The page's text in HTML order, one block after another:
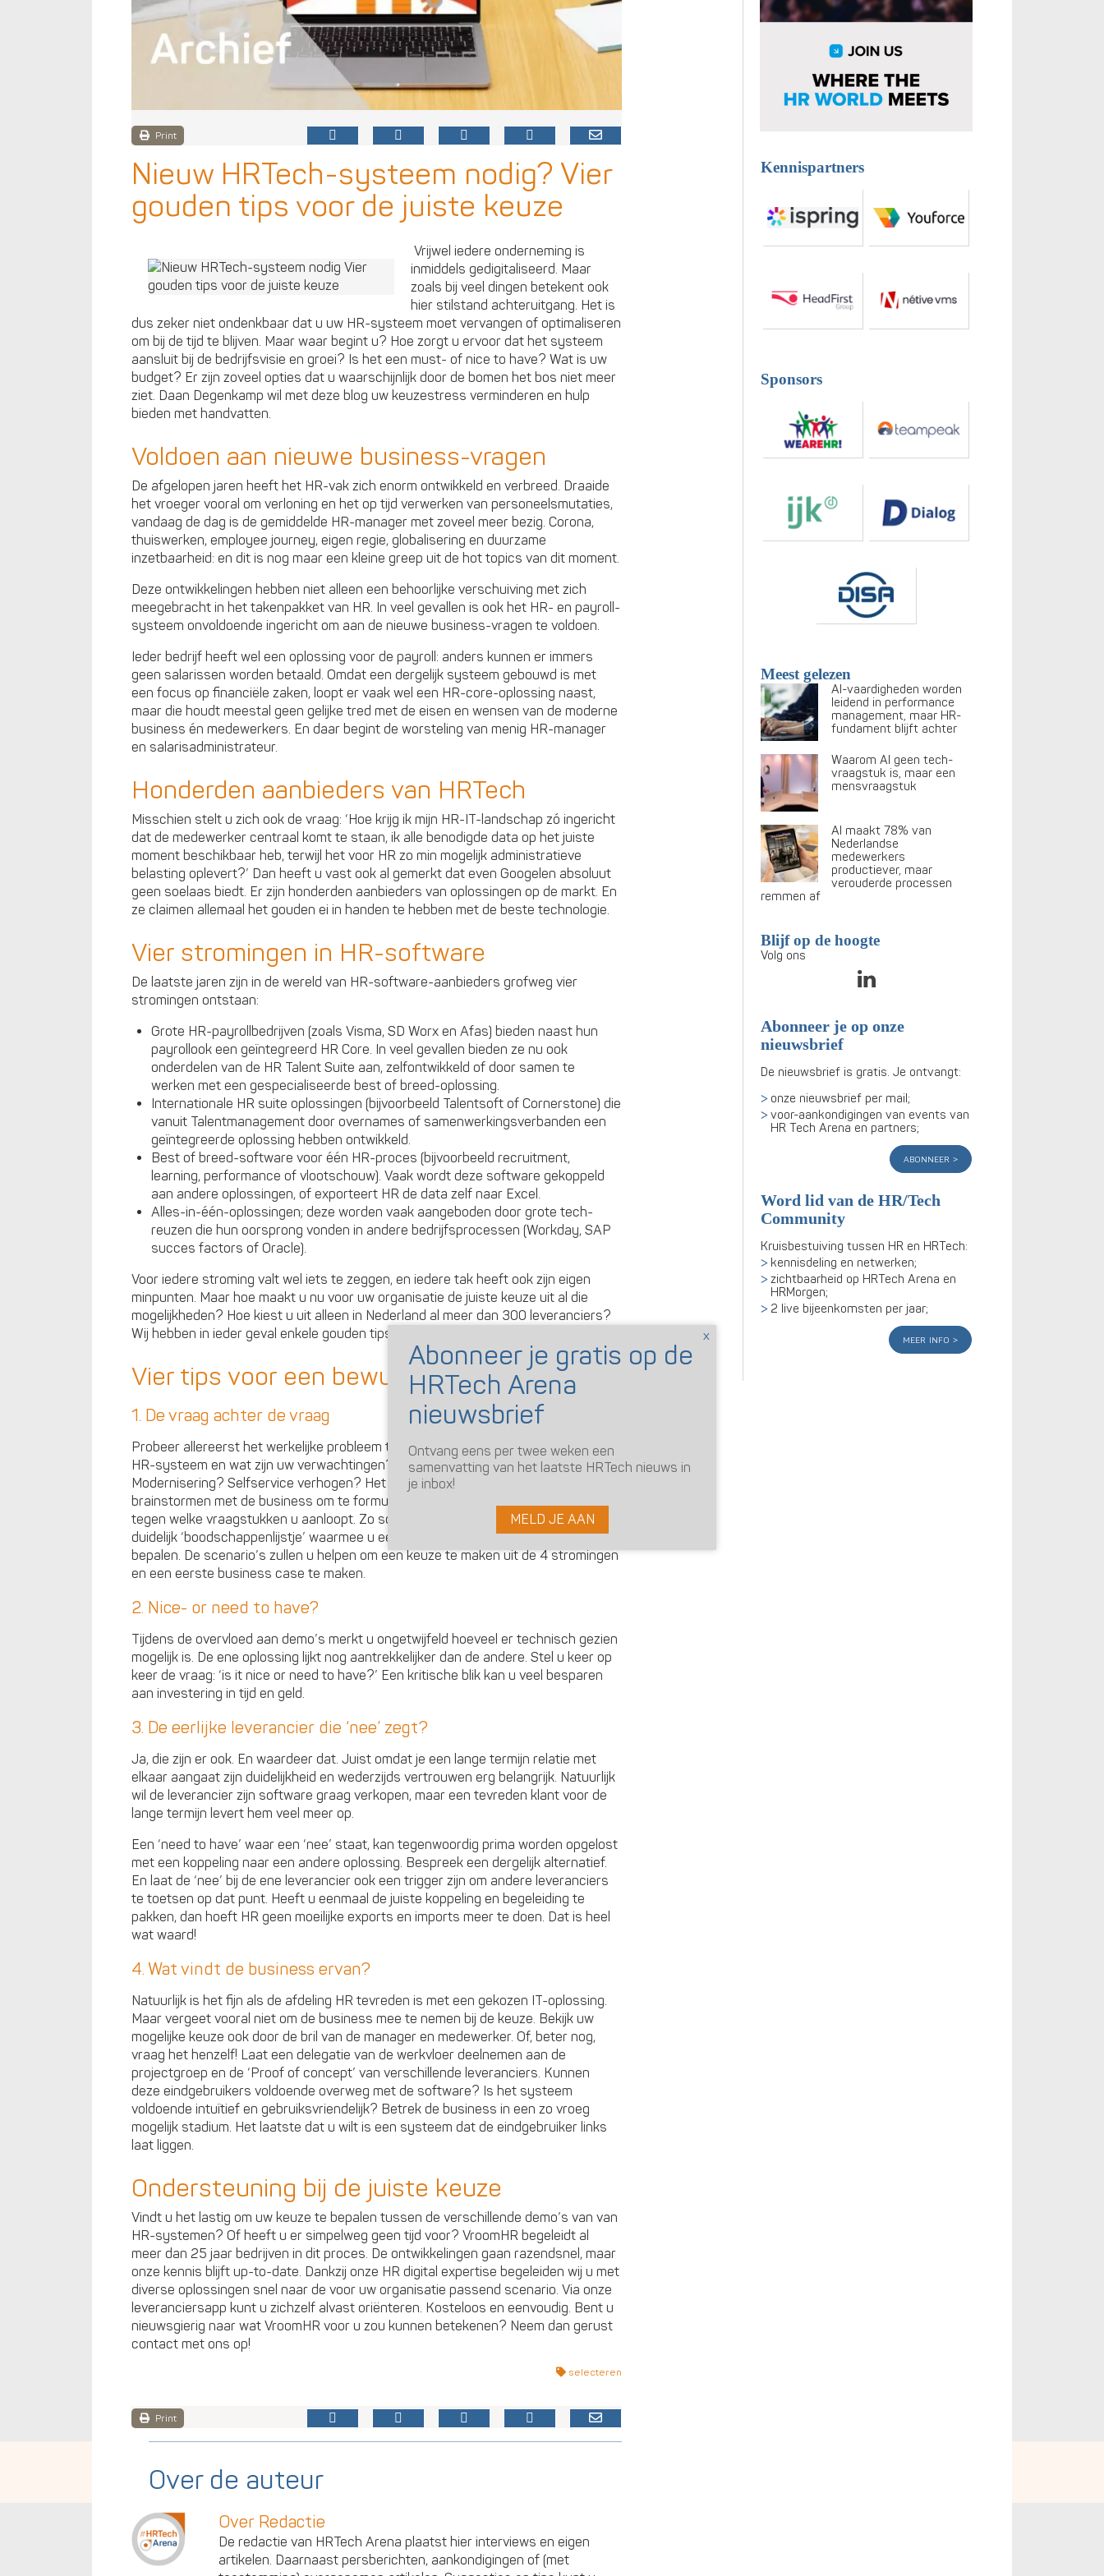
Print
Nieuw HRTech-systeem nodig? Vier
gouden tips voor de juiste keuze
Vrijwel iedere onderneming is
inmiddels gedigitaliseerd. Maar
zoals bij veel dingen betekent ook
hier stilstand achteruitgang. Het is
dus zeker niet ondenkbaar dat u uw HR-systeem moet vervangen of optimaliseren
om bij de tijd te blijven. Maar waar begint u? Hoe zorgt u ervoor dat het systeem
aansluit bij de bedrijfsvisie en groei? Is het een must- of nice to have? Wat is uw
budget? Er zijn zoveel opties dat u waarschijnlijk door de bomen het bos niet meer
ziet. Daan Degenkamp wil met deze blog uw keuzestress verminderen en hulp
bieden met handvatten.
Voldoen aan nieuwe business-vragen
De afgelopen jaren heeft het HR-vak zich enorm ontwikkeld en verbreed. Draaide
het vroeger vooral om verloning en het op tijd verwerken van personeelsmutaties,
vandaag de dag is de gemiddelde HR-manager met zoveel meer bezig. Corona,
thuiswerken, employee journey, eigen regie, globalisering en duurzame
inzetbaarheid: en dit is nog maar een kleine greep uit de hot topics van dit moment.
Deze ontwikkelingen hebben niet alleen een behoorlijke verschuiving met zich
meegebracht in het takenpakket van HR. In veel gevallen is ook het HR- en payroll-
systeem onvoldoende ingericht om aan de nieuwe business-vragen te voldoen.
Ieder bedrijf heeft wel een oplossing voor de payroll: anders kunnen er immers
geen salarissen worden betaald. Omdat een dergelijk systeem gebouwd is met
een focus op financiële zaken, loopt er vaak wel een HR-core-oplossing naast,
maar die houdt meestal geen gelijke tred met de eisen en wensen van de moderne
business én medewerkers. En daar begint de worsteling van menig HR-manager
en salarisadministrateur.
Honderden aanbieders van HRTech
Misschien stelt u zich ook de vraag: ‘Hoe krijg ik mijn HR-IT-landschap zó ingericht
dat de medewerker centraal komt te staan, ik alle benodigde data op het juiste
moment beschikbaar heb, terwijl het voor HR zo min mogelijk administratieve
belasting oplevert?’ Dan heeft u vast ook al gemerkt dat even Googelen absoluut
geen soelaas biedt. Er zijn honderden aanbieders van oplossingen op de markt. En
ze claimen allemaal het gouden ei in handen te hebben met de beste technologie.
Vier stromingen in HR-software
De laatste jaren zijn in de wereld van HR-software-aanbieders grofweg vier
stromingen ontstaan:
Grote HR-payrollbedrijven (zoals Visma, SD Worx en Afas) bieden naast hun
payrollook een geïntegreerd HR Core. In veel gevallen bieden ze nu ook
onderdelen van de HR Talent Suite aan, zelfontwikkeld of door samen te
werken met een gespecialiseerde best of breed-oplossing.
Internationale HR suite oplossingen (bijvoorbeeld Talentsoft of Cornerstone) die
vanuit Talentmanagement door overnames of samenwerkingsverbanden een
geïntegreerde oplossing hebben ontwikkeld.
Best of breed-software voor één HR-proces (bijvoorbeeld recruitment,
learning, performance of vlootschouw). Vaak wordt deze software gekoppeld
aan andere oplossingen, of exporteert HR de data zelf naar Excel.
Alles-in-één-oplossingen; deze worden vaak aangeboden door grote tech-
reuzen die hun oorsprong vonden in andere bedrijfsprocessen (Workday, SAP
succes factors of Oracle).
Voor iedere stroming valt wel iets te zeggen, en iedere tak heeft ook zijn eigen
minpunten. Maar hoe maakt u nu voor uw organisatie de juiste keuze uit al die
mogelijkheden? Hoe kiest u uit alleen in Nederland al meer dan 300 leveranciers?
Wij hebben in ieder geval enkele gouden tips voor u:
Vier tips voor een bewuste keuze
1. De vraag achter de vraag
Probeer allereerst het werkelijke probleem te benoemen. Waarom wilt u een ander
HR-systeem en wat zijn uw verwachtingen? Is het standaardisatie?
Modernisering? Selfservice verhogen? Het kan zeker geen kwaad om eerst te
brainstormen met de business om te formuleren wat u op dit moment mist en
tegen welke vraagstukken u aanloopt. Zo schetst u diverse scenario’s en een
duidelijk ‘boodschappenlijstje’ waarmee u een eerste oplossingsrichting kunt
bepalen. De scenario’s zullen u helpen om een keuze te maken uit de 4 stromingen
en een eerste business case te maken.
2. Nice- or need to have?
Tijdens de overvloed aan demo’s merkt u ongetwijfeld hoeveel er technisch gezien
mogelijk is. De ene oplossing lijkt nog aantrekkelijker dan de andere. Stel u keer op
keer de vraag: ‘is it nice or need to have?’ Een kritische blik kan u veel besparen
aan investering in tijd en geld.
3. De eerlijke leverancier die ‘nee’ zegt?
Ja, die zijn er ook. En waardeer dat. Juist omdat je een lange termijn relatie met
elkaar aangaat zijn duidelijkheid en wederzijds vertrouwen erg belangrijk. Natuurlijk
wil de leverancier zijn software graag verkopen, maar een tevreden klant voor de
lange termijn levert hem veel meer op.
Een ‘need to have’ waar een ‘nee’ staat, kan tegenwoordig prima worden opgelost
met een koppeling naar een andere oplossing. Bespreek een dergelijk alternatief.
En laat de ‘nee’ bij de ene leverancier ook een trigger zijn om andere leveranciers
te toetsen op dat punt. Heeft u eenmaal de juiste koppeling en begeleiding te
pakken, dan hoeft HR geen moeilijke exports en imports meer te doen. Dat is heel
wat waard!
4. Wat vindt de business ervan?
Natuurlijk is het fijn als de afdeling HR tevreden is met een gekozen IT-oplossing.
Maar vergeet vooral niet om de business mee te nemen bij de keuze. Bekijk uw
mogelijke keuze ook door de bril van de manager en medewerker. Of, beter nog,
vraag het henzelf! Laat een delegatie van de werkvloer deelnemen aan de
projectgroep en de ‘Proof of concept’ van verschillende leveranciers. Kunnen
deze eindgebruikers voldoende overweg met de software? Is het systeem
voldoende intuïtief en gebruiksvriendelijk? Betrek de business in een zo vroeg
mogelijk stadium. Het laatste dat u wilt is een systeem dat de eindgebruiker links
laat liggen.
Ondersteuning bij de juiste keuze
Vindt u het lastig om uw keuze te bepalen tussen de verschillende demo’s van van
HR-systemen? Of heeft u er simpelweg geen tijd voor? VroomHR begeleidt al
meer dan 25 jaar bedrijven in dit proces. De ontwikkelingen gaan razendsnel, maar
onze kennis blijft up-to-date. Dankzij onze HR digital expertise begeleiden wij u met
diverse oplossingen snel naar de voor uw organisatie passend scenario. Via onze
leveranciersapp kunt u zichzelf alvast oriënteren. Kosteloos en eenvoudig. Bent u
nieuwsgierig naar wat VroomHR voor u zou kunnen betekenen? Neem dan gerust
contact met ons op!
selecteren
Print
Over de auteur
Over Redactie
De redactie van HRTech Arena plaatst hier interviews en eigen
artikelen. Daarnaast persberichten, aankondigingen of (met
Kennispartners
Sponsors
Meest gelezen
AI-vaardigheden worden
leidend in performance
management, maar HR-
fundament blijft achter
Waarom AI geen tech-
vraagstuk is, maar een
mensvraagstuk
AI maakt 78% van
Nederlandse
medewerkers
productiever, maar
verouderde processen
remmen af
Blijf op de hoogte
Volg ons
Abonneer je op onze
nieuwsbrief
De nieuwsbrief is gratis. Je ontvangt:
onze nieuwsbrief per mail;
voor-aankondigingen van events van
HR Tech Arena en partners;
abonneer
Word lid van de HR/Tech
Community
Kruisbestuiving tussen HR en HRTech:
kennisdeling en netwerken;
zichtbaarheid op HRTech Arena en
HRMorgen;
2 live bijeenkomsten per jaar;
meer info
Ontvang eens per twee weken een
samenvatting van het laatste HRTech nieuws in
je inbox!
MELD JE AAN